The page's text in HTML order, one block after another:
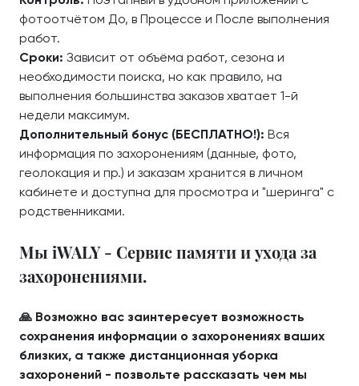
фотоотчётом До, в Процессе и После выполнения
работ.
Сроки: Зависит от объёма работ, сезона и
необходимости поиска, но как правило, на
выполнения большинства заказов хватает 1-й
недели максимум.
Дополнительный бонус (БЕСПЛАТНО!): Вся
информация по захоронениям (данные, фото,
геолокация и пр.) и заказам хранится в личном
кабинете и доступна для просмотра и "шеринга" с
родственниками.
Мы iWALY - Сервис памяти и ухода за
захоронениями.
🙏 Возможно вас заинтересует возможность
сохранения информации о захоронениях ваших
близких, а также дистанционная уборка
захоронений - позвольте рассказать чем мы